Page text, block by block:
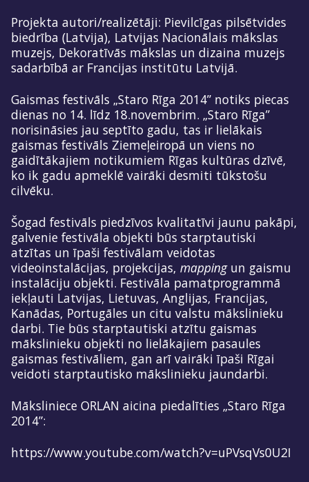
Projekta autori/realizētāji: Pievilcīgas pilsētvides
biedrība (Latvija), Latvijas Nacionālais mākslas
muzejs, Dekoratīvās mākslas un dizaina muzejs
sadarbībā ar Francijas institūtu Latvijā.
Gaismas festivāls „Staro Rīga 2014” notiks piecas
dienas no 14. līdz 18.novembrim. „Staro Rīga”
norisināsies jau septīto gadu, tas ir lielākais
gaismas festivāls Ziemeļeiropā un viens no
gaidītākajiem notikumiem Rīgas kultūras dzīvē,
ko ik gadu apmeklē vairāki desmiti tūkstošu
cilvēku.
Šogad festivāls piedzīvos kvalitatīvi jaunu pakāpi,
galvenie festivāla objekti būs starptautiski
atzītas un īpaši festivālam veidotas
videoinstalācijas, projekcijas, mappingun gaismu
instalāciju objekti. Festivāla pamatprogrammā
iekļauti Latvijas, Lietuvas, Anglijas, Francijas,
Kanādas, Portugāles un citu valstu mākslinieku
darbi. Tie būs starptautiski atzītu gaismas
mākslinieku objekti no lielākajiem pasaules
gaismas festivāliem, gan arī vairāki īpaši Rīgai
veidoti starptautisko mākslinieku jaundarbi.
Māksliniece ORLAN aicina piedalīties „Staro Rīga
2014”:
https://www.youtube.com/watch?v=uPVsqVs0U2I